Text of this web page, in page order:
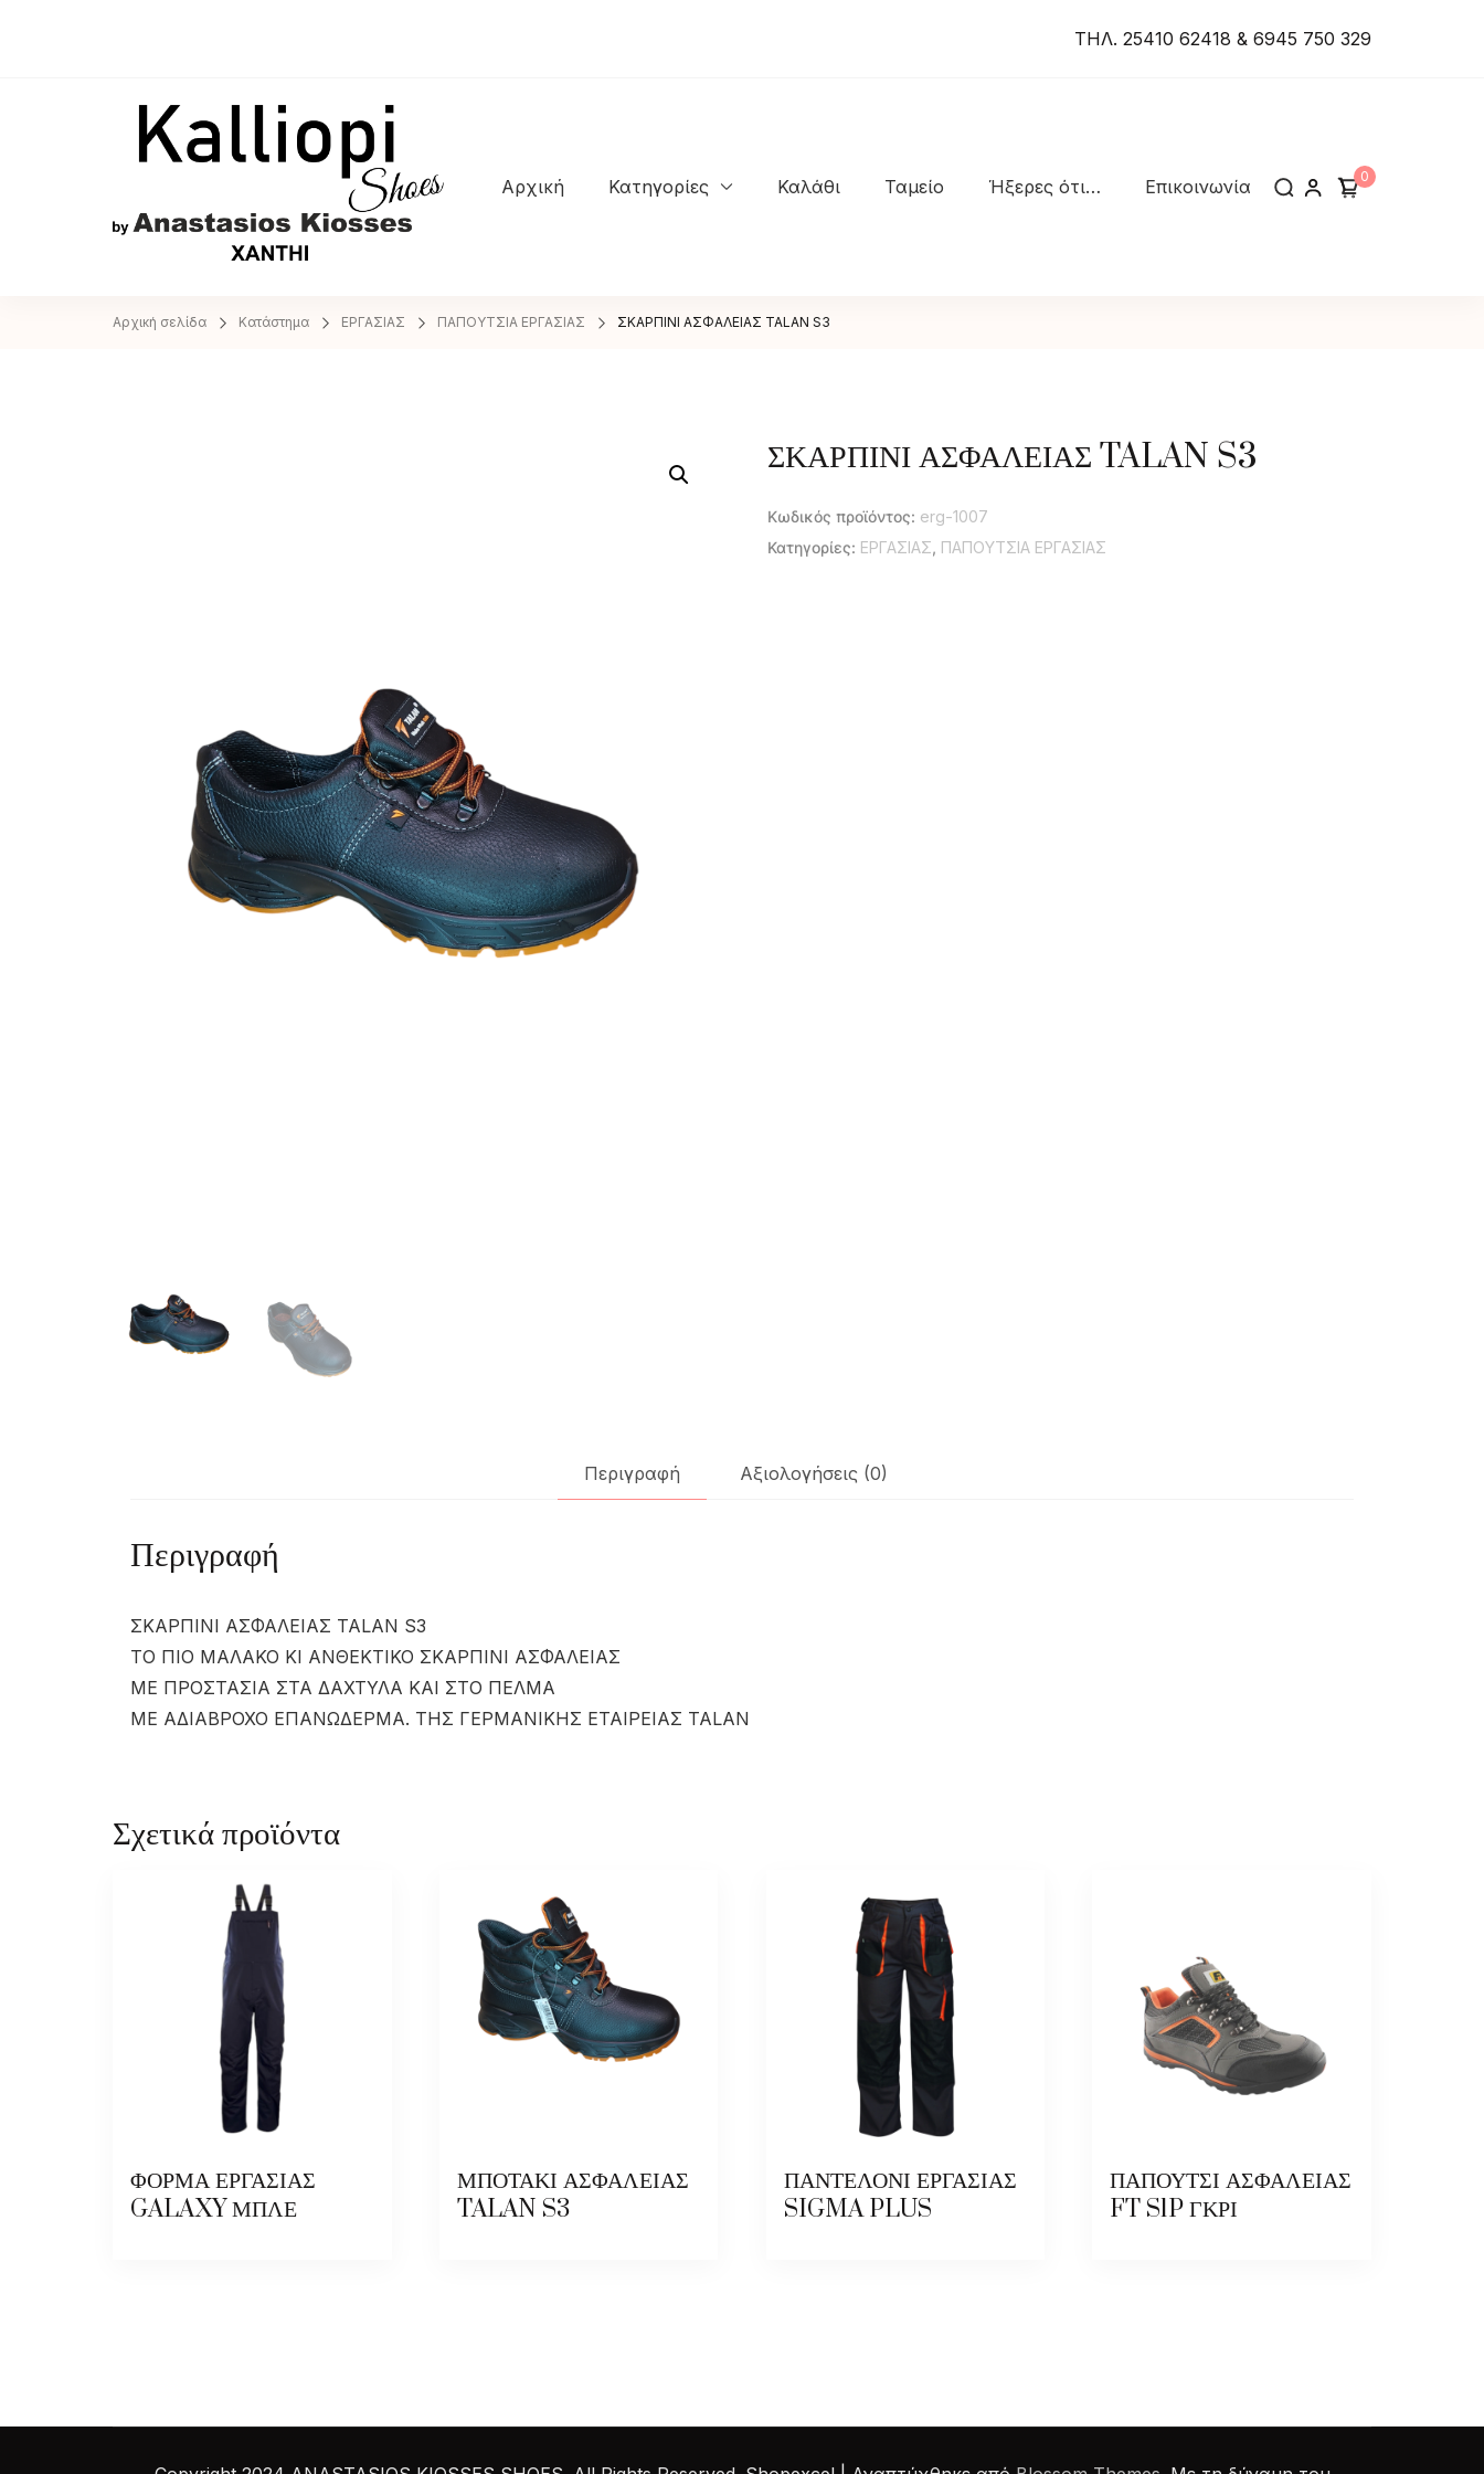
ΤΗΛ. 25410 62418 & 6945 750 329
ANASTASIOS KIOSSES SHOES
Αρχική Κατηγορίες Καλάθι Ταμείο Ήξερες ότι… Επικοινωνία 0
Αρχική σελίδα Κατάστημα ΕΡΓΑΣΙΑΣ ΠΑΠΟΥΤΣΙΑ ΕΡΓΑΣΙΑΣ ΣΚΑΡΠΙΝΙ ΑΣΦΑΛΕΙΑΣ TALAN S3
ΣΚΑΡΠΙΝΙ ΑΣΦΑΛΕΙΑΣ TALAN S3
Κωδικός προϊόντος: erg-1007
Κατηγορίες: ΕΡΓΑΣΙΑΣ, ΠΑΠΟΥΤΣΙΑ ΕΡΓΑΣΙΑΣ
Περιγραφή Αξιολογήσεις (0)
Περιγραφή
ΣΚΑΡΠΙΝΙ ΑΣΦΑΛΕΙΑΣ TALAN S3
ΤΟ ΠΙΟ ΜΑΛΑΚΟ ΚΙ ΑΝΘΕΚΤΙΚΟ ΣΚΑΡΠΙΝΙ ΑΣΦΑΛΕΙΑΣ
ΜΕ ΠΡΟΣΤΑΣΙΑ ΣΤΑ ΔΑΧΤΥΛΑ ΚΑΙ ΣΤΟ ΠΕΛΜΑ
ΜΕ ΑΔΙΑΒΡΟΧΟ ΕΠΑΝΩΔΕΡΜΑ. ΤΗΣ ΓΕΡΜΑΝΙΚΗΣ ΕΤΑΙΡΕΙΑΣ TALAN
Σχετικά προϊόντα
ΦΟΡΜΑ ΕΡΓΑΣΙΑΣ
GALAXY ΜΠΛΕ
ΜΠΟΤΑΚΙ ΑΣΦΑΛΕΙΑΣ
TALAN S3
ΠΑΝΤΕΛΟΝΙ ΕΡΓΑΣΙΑΣ
SIGMA PLUS
ΠΑΠΟΥΤΣΙ ΑΣΦΑΛΕΙΑΣ
FT S1P ΓΚΡΙ